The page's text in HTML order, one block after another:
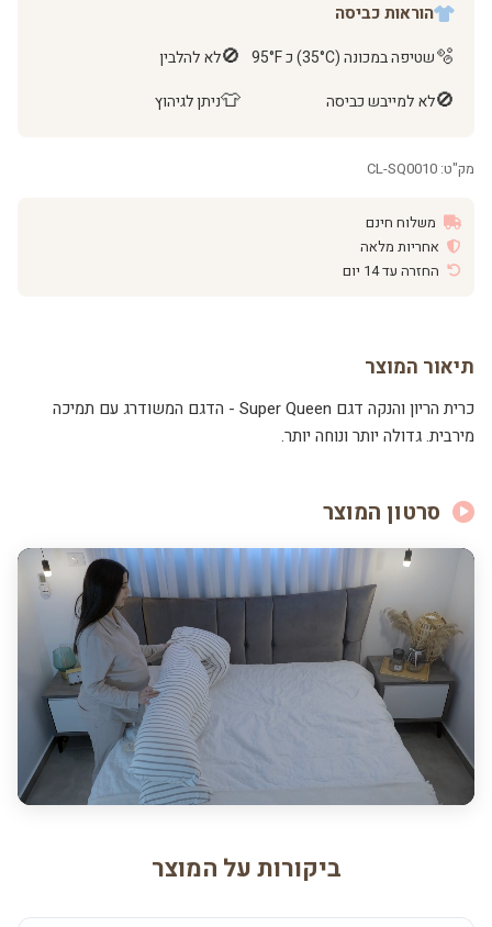
הוראות כביסה
🫧שטיפה במכונה (35°C) כ 95°F 🚫לא להלבין
🚫לא למייבש כביסה 👕ניתן לגיהוץ
מק"ט: CL-SQ0010
משלוח חינם
אחריות מלאה
החזרה עד 14 יום
תיאור המוצר
כרית הריון והנקה דגם Super Queen - הדגם המשודרג עם תמיכה
מירבית. גדולה יותר ונוחה יותר.
סרטון המוצר
ביקורות על המוצר